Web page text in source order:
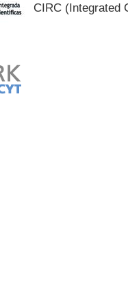
CIRC (Integrated